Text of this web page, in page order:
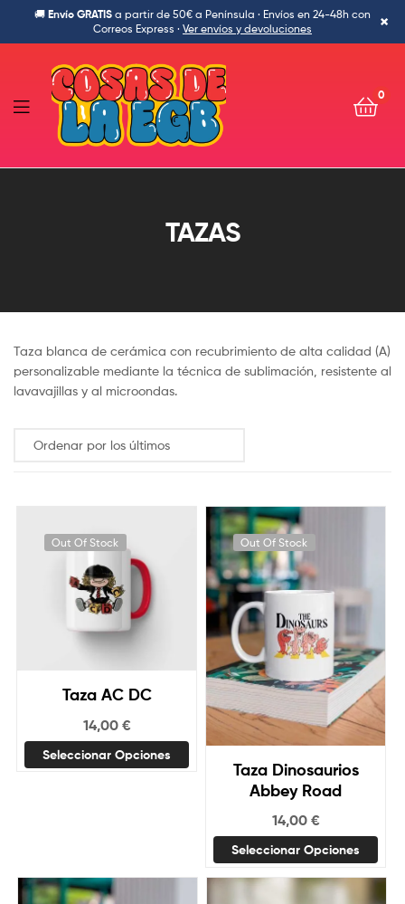
🚚 Envío GRATIS a partir de 50€ a Península · Envíos en 24-48h con
Correos Express · Ver envíos y devoluciones ×
Cosas
Ochentera,
y
0
TAZAS
Taza blanca de cerámica con recubrimiento de alta calidad (A)
personalizable mediante la técnica de sublimación, resistente al
lavavajillas y al microondas.
Out Of Stock
Taza AC DC
14,00 €
Seleccionar Opciones
Out Of Stock
Taza Dinosaurios
Abbey Road
14,00 €
Seleccionar Opciones